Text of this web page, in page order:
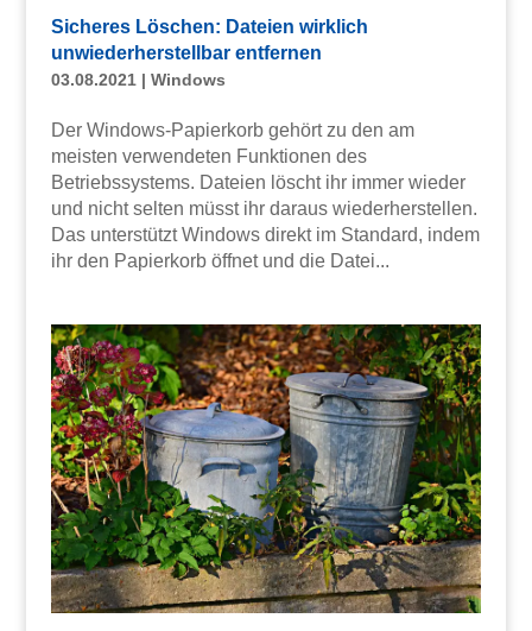
Sicheres Löschen: Dateien wirklich
unwiederherstellbar entfernen
03.08.2021| Windows
Der Windows-Papierkorb gehört zu den am
meisten verwendeten Funktionen des
Betriebssystems. Dateien löscht ihr immer wieder
und nicht selten müsst ihr daraus wiederherstellen.
Das unterstützt Windows direkt im Standard, indem
ihr den Papierkorb öffnet und die Datei...